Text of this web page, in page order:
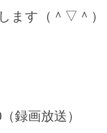
ます（＾▽＾）
録画放送）